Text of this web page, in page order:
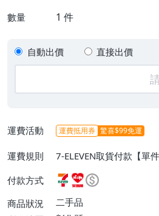
數量 1 件
自動出價 直接出價
運費活動 運費抵用券 驚喜$99免運
運費規則
7-ELEVEN取貨付款【單
$2000免運費】、萊爾富
費$60、消費滿$2000免
【單件運費$60、消費滿
付款方式
商品狀況
二手品